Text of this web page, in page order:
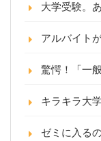
大学受験。
アルバイト
驚愕！「一
キラキラ大
ゼミに入る